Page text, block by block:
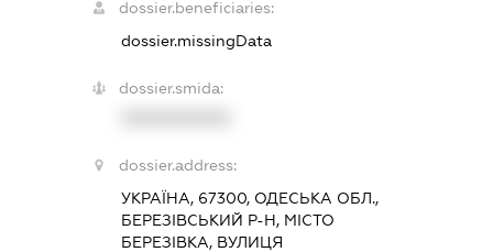
dossier.beneficiaries:
dossier.missingData
dossier.smida:
dossier.address:
УКРАЇНА, 67300, ОДЕСЬКА ОБЛ.,
БЕРЕЗІВСЬКИЙ Р-Н, МІСТО
БЕРЕЗІВКА, ВУЛИЦЯ